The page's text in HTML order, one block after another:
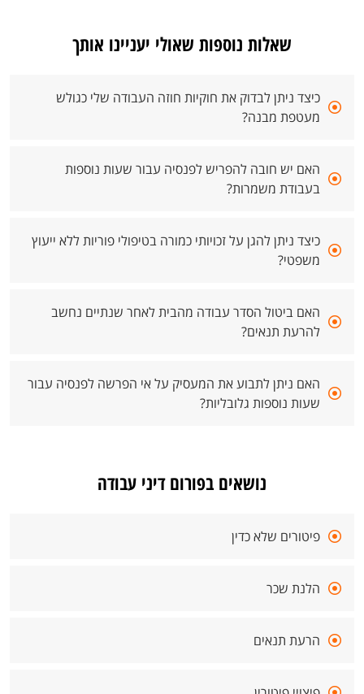
שאלות נוספות שאולי יעניינו אותך
כיצד ניתן לבדוק את חוקיות חוזה העבודה שלי כגולש
מעטפת מבנה?
האם יש חובה להפריש לפנסיה עבור שעות נוספות
בעבודת משמרות?
כיצד ניתן להגן על זכויותי כמורה בטיפולי פוריות ללא ייעוץ
משפטי?
האם ביטול הסדר עבודה מהבית לאחר שנתיים נחשב
להרעת תנאים?
האם ניתן לתבוע את המעסיק על אי הפרשה לפנסיה עבור
שעות נוספות גלובליות?
נושאים בפורום דיני עבודה
פיטורים שלא כדין
הלנת שכר
הרעת תנאים